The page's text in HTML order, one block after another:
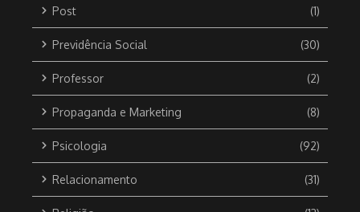
Post (1)
Previdência Social (30)
Professor (2)
Propaganda e Marketing (8)
Psicologia (92)
Relacionamento (31)